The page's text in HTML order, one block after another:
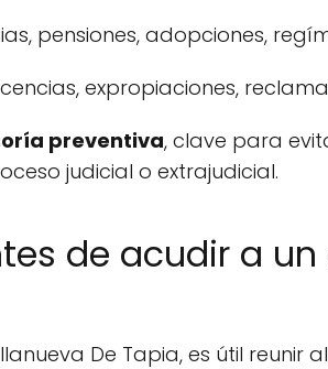
pensiones, adopciones,
expropiaciones,
preventiva, clave para
judicial o extrajudicial.
de acudir a
De Tapia, es útil reunir